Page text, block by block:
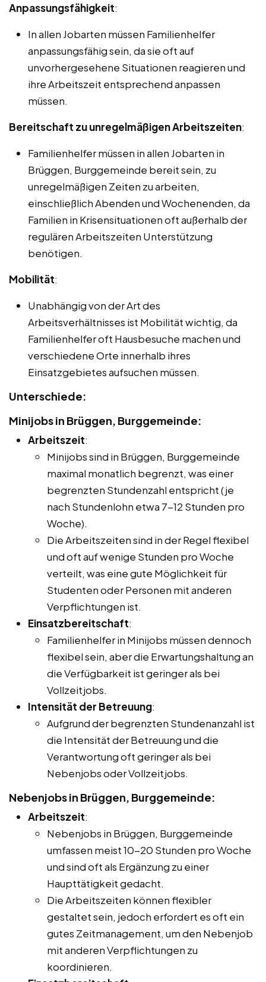
Anpassungsfähigkeit:
In allen Jobarten müssen Familienhelfer
anpassungsfähig sein, da sie oft auf
unvorhergesehene Situationen reagieren und
ihre Arbeitszeit entsprechend anpassen
müssen.
Bereitschaft zu unregelmäßigen Arbeitszeiten:
Familienhelfer müssen in allen Jobarten in
Brüggen, Burggemeinde bereit sein, zu
unregelmäßigen Zeiten zu arbeiten,
einschließlich Abenden und Wochenenden, da
Familien in Krisensituationen oft außerhalb der
regulären Arbeitszeiten Unterstützung
benötigen.
Mobilität:
Unabhängig von der Art des
Arbeitsverhältnisses ist Mobilität wichtig, da
Familienhelfer oft Hausbesuche machen und
verschiedene Orte innerhalb ihres
Einsatzgebietes aufsuchen müssen.
Unterschiede:
Minijobs in Brüggen, Burggemeinde:
Arbeitszeit:
Minijobs sind in Brüggen, Burggemeinde
maximal monatlich begrenzt, was einer
begrenzten Stundenzahl entspricht (je
nach Stundenlohn etwa 7-12 Stunden pro
Woche).
Die Arbeitszeiten sind in der Regel flexibel
und oft auf wenige Stunden pro Woche
verteilt, was eine gute Möglichkeit für
Studenten oder Personen mit anderen
Verpflichtungen ist.
Einsatzbereitschaft:
Familienhelfer in Minijobs müssen dennoch
flexibel sein, aber die Erwartungshaltung an
die Verfügbarkeit ist geringer als bei
Vollzeitjobs.
Intensität der Betreuung:
Aufgrund der begrenzten Stundenanzahl ist
die Intensität der Betreuung und die
Verantwortung oft geringer als bei
Nebenjobs oder Vollzeitjobs.
Nebenjobs in Brüggen, Burggemeinde:
Arbeitszeit:
Nebenjobs in Brüggen, Burggemeinde
umfassen meist 10-20 Stunden pro Woche
und sind oft als Ergänzung zu einer
Haupttätigkeit gedacht.
Die Arbeitszeiten können flexibler
gestaltet sein, jedoch erfordert es oft ein
gutes Zeitmanagement, um den Nebenjob
mit anderen Verpflichtungen zu
koordinieren.